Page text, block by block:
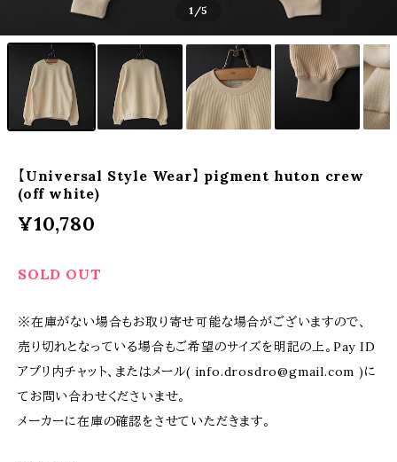
1 /5
【Universal Style Wear】 pigment huton crew
(off white)
¥10,780
SOLD OUT
※在庫がない場合もお取り寄せ可能な場合がございますので、
売り切れとなっている場合もご希望のサイズを明記の上。Pay ID
アプリ内チャット、またはメール( info.drosdro@gmail.com )に
てお問い合わせくださいませ。
メーカーに在庫の確認をさせていただきます。